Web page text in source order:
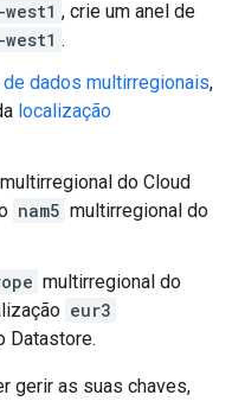
, crie um anel de
.
dados multirregionais,
localização
multirregional do Cloud
nam5 multirregional do
multirregional do
eur3
Datastore.
gerir as suas chaves,